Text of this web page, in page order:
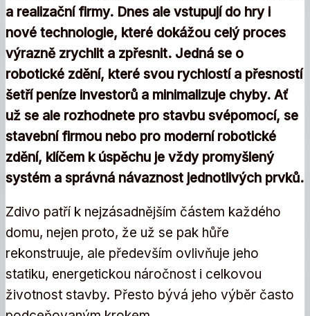
a realizační firmy. Dnes ale vstupují do hry i
nové technologie, které dokážou celý proces
výrazně zrychlit a zpřesnit. Jedná se o
robotické zdění, které svou rychlostí a přesností
šetří peníze investorů a minimalizuje chyby. Ať
už se ale rozhodnete pro stavbu svépomocí, se
stavební firmou nebo pro moderní robotické
zdění, klíčem k úspěchu je vždy promyšlený
systém a správná návaznost jednotlivých prvků.
Zdivo patří k nejzásadnějším částem každého
domu, nejen proto, že už se pak hůře
rekonstruuje, ale především ovlivňuje jeho
statiku, energetickou náročnost i celkovou
životnost stavby. Přesto bývá jeho výběr často